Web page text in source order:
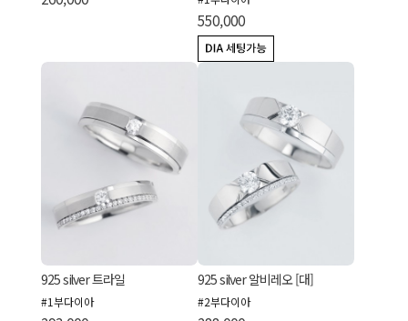
550,000
925 silver 트라일
#1부다이아
925 silver 알비레오 [대]
#2부다이아